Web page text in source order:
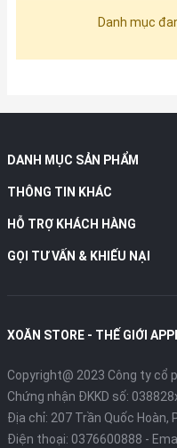
Danh mục
DANH MỤC SẢN PHẨM
THÔNG TIN KHÁC
HỖ TRỢ KHÁCH HÀNG
GỌI TƯ VẤN & KHIẾU NẠI
XOĂN STORE - THẾ GIỚI
Copyright@ 2023 Công ty cổ
Chứng nhận ĐKKD số:
Địa chỉ: 207 Trần Quốc Hoàn,
Điện thoại: 0376600888 -